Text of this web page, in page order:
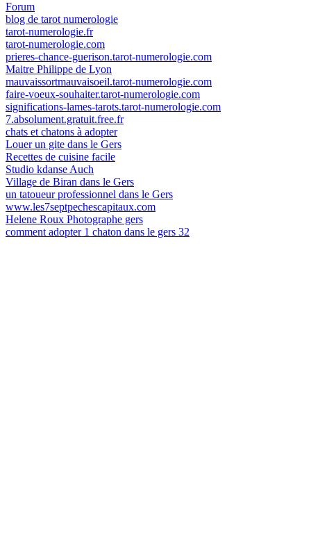
Forum
blog de tarot numerologie
tarot-numerologie.fr
tarot-numerologie.com
prieres-chance-guerison.tarot-numerologie.com
Maitre Philippe de Lyon
mauvaissortmauvaisoeil.tarot-numerologie.com
faire-voeux-souhaiter.tarot-numerologie.com
significations-lames-tarots.tarot-numerologie.com
7.absolument.gratuit.free.fr
chats et chatons à adopter
Louer un gite dans le Gers
Recettes de cuisine facile
Studio kdanse Auch
Village de Biran dans le Gers
un tatoueur professionnel dans le Gers
www.les7septpechescapitaux.com
Helene Roux Photographe gers
comment adopter 1 chaton dans le gers 32